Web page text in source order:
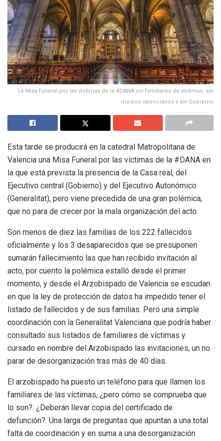
La Misa funeral por las víctimas de la #DANA sin familiares de víctimas, sin
medios valencianos y sin Gobierno
Esta tarde se producirá en la catedral Matropolitana de
Valencia una Misa Funeral por las víctimas de la #DANA en
la que está prevista la presencia de la Casa real, del
Ejecutivo central (Gobierno) y del Ejecutivo Autonómico
(Generalitat), pero viene precedida de una gran polémica,
que no para de crecer por la mala organización del acto.
Son menos de diez las familias de los 222 fallecidos
oficialmente y los 3 desaparecidos que se presuponen
sumarán fallecimiento las que han recibido invitación al
acto, por cuento la polémica estalló desde el primer
momento, y desde el Arzobispado de Valencia se escudan
en que la ley de protección de datos ha impedido tener el
listado de fallecidos y de sus familias. Pero una simple
coordinación con la Generalitat Valenciana que podría haber
consultado sus listados de familiares de víctimas y
cursado en nombre del Arzobispado las invitaciones, un no
parar de desorganización tras más de 40 días.
El arzobispado ha puesto un teléfono para que llamen los
familiares de las víctimas, ¿pero cómo se comprueba que
lo son?. ¿Deberán llevar copia del certificado de
defunción?. Una larga de preguntas que apuntan a una total
falta de coordinación y en suma a una desorganización